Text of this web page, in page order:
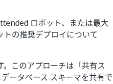
ロボット、または最大
の推奨デプロイについて
このアプローチは「共有ス
ータベース スキーマを共有で